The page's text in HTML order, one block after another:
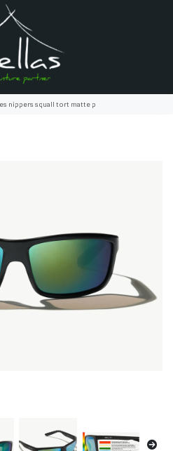
nippers squall tort matte p